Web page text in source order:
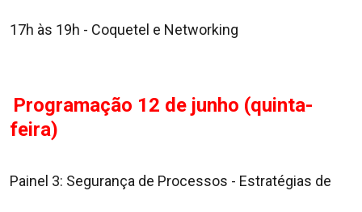
17h às 19h - Coquetel e Networking
Programação 12 de junho (quinta-
feira)
Painel 3: Segurança de Processos - Estratégias de